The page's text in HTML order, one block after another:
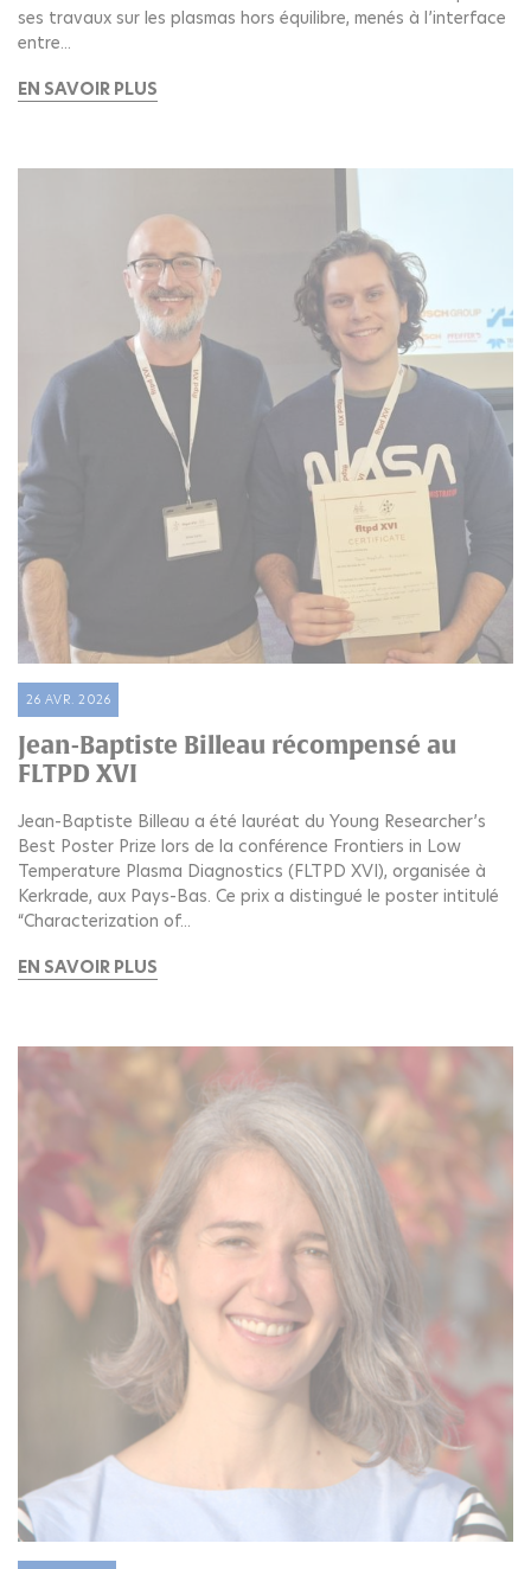
ses travaux sur les plasmas hors équilibre, menés à l’interface
entre...
EN SAVOIR PLUS
26 AVR. 2026
Jean-Baptiste Billeau récompensé au
FLTPD XVI
Jean-Baptiste Billeau a été lauréat du Young Researcher’s
Best Poster Prize lors de la conférence Frontiers in Low
Temperature Plasma Diagnostics (FLTPD XVI), organisée à
Kerkrade, aux Pays-Bas. Ce prix a distingué le poster intitulé
“Characterization of...
EN SAVOIR PLUS